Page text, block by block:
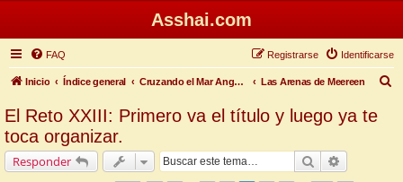
Asshai.com
FAQ Identificarse
Registrarse
Inicio Índice general Cruzando el Mar Angosto Las Arenas de Meereen
El Reto XXIII: Primero va el título y luego ya te
toca organizar.
Responder Buscar